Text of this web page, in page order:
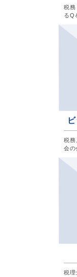
税務
るQ
税務
会の
税理